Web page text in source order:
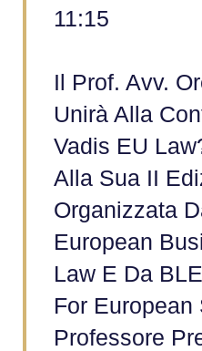
11:15
Il Prof. Avv.
Unirà Alla
Vadis EU
Alla Sua II
Organizzata
European
Law E Da
For European
Professore